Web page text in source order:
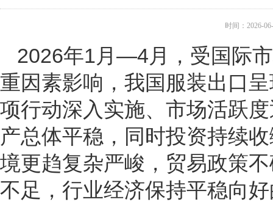
时间：2026-
2026年1月—4月，受国际
重因素影响，我国服装出口
项行动深入实施、市场活跃
产总体平稳，同时投资持续
境更趋复杂严峻，贸易政策
不足，行业经济保持平稳向